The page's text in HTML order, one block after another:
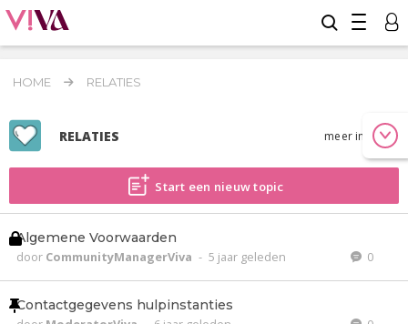
HOME RELATIES
RELATIES meer info
Start een nieuw topic
Algemene Voorwaarden
door CommunityManagerViva - 5 jaar geleden 0
Contactgegevens hulpinstanties